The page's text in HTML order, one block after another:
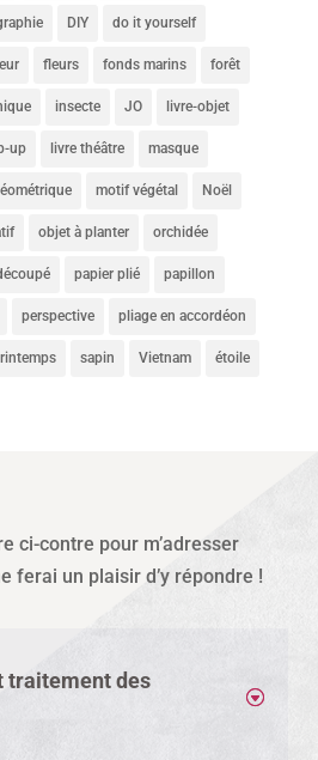
DIY do it yourself
fleurs fonds marins forêt
insecte JO livre-objet
up livre théâtre masque
motif végétal Noël
objet à planter orchidée
papier plié papillon
perspective pliage en accordéon
sapin Vietnam étoile
ci-contre pour m’adresser
ferai un plaisir d’y répondre !
traitement des